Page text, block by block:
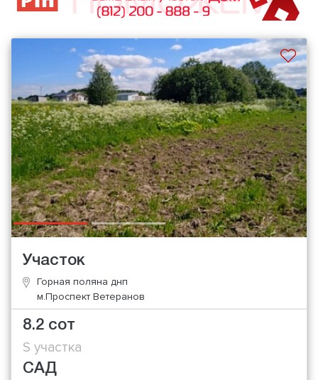
Участок
Горная поляна днп
м.Проспект Ветеранов
8.2 сот
S участка
САД